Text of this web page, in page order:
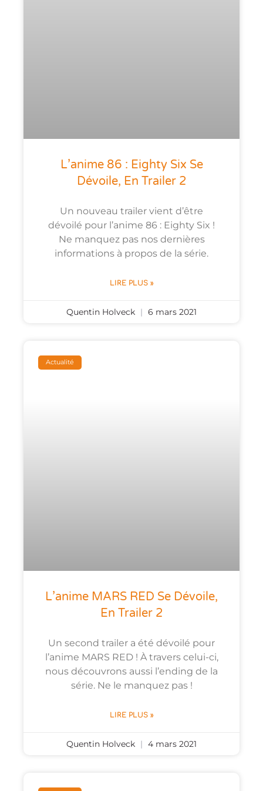
L’anime 86 : Eighty Six Se
Dévoile, En Trailer 2
Un nouveau trailer vient d’être
dévoilé pour l’anime 86 : Eighty Six !
Ne manquez pas nos dernières
informations à propos de la série.
LIRE PLUS »
Quentin Holveck 6 mars 2021
Actualité
L’anime MARS RED Se Dévoile,
En Trailer 2
Un second trailer a été dévoilé pour
l’anime MARS RED ! À travers celui-ci,
nous découvrons aussi l’ending de la
série. Ne le manquez pas !
LIRE PLUS »
Quentin Holveck 4 mars 2021